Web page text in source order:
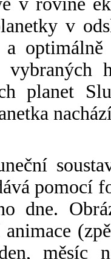
v
planet
pomocí
dne.
měsíc